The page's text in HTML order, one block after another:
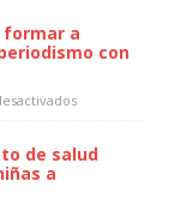
formar a
con
de salud
a